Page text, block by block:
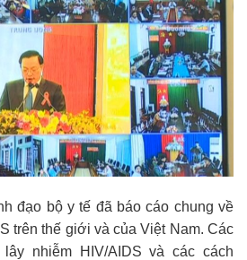
đạo bộ y tế đã báo cáo chung về
trên thế giới và của Việt Nam. Các
nhiễm HIV/AIDS và các cách